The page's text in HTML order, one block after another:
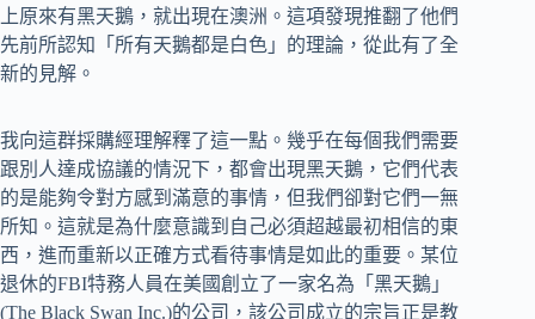
上原來有黑天鵝，就出現在澳洲。這項發現推翻了他們
先前所認知「所有天鵝都是白色」的理論，從此有了全
新的見解。
我向這群採購經理解釋了這一點。幾乎在每個我們需要
跟別人達成協議的情況下，都會出現黑天鵝，它們代表
的是能夠令對方感到滿意的事情，但我們卻對它們一無
所知。這就是為什麼意識到自己必須超越最初相信的東
西，進而重新以正確方式看待事情是如此的重要。某位
退休的FBI特務人員在美國創立了一家名為「黑天鵝」
(The Black Swan Inc.)的公司，該公司成立的宗旨正是教